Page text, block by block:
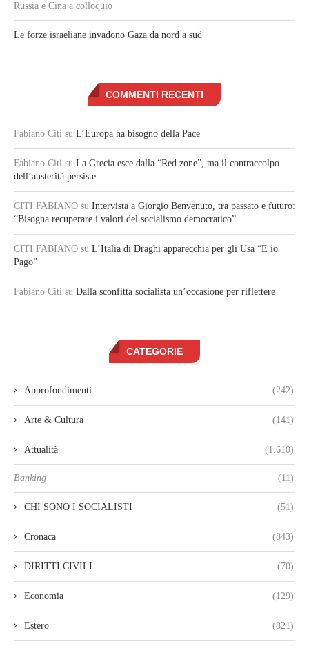
Russia e Cina a colloquio
Le forze israeliane invadono Gaza da nord a sud
COMMENTI RECENTI
Fabiano Citi su L’Europa ha bisogno della Pace
Fabiano Citi su La Grecia esce dalla “Red zone”, ma il contraccolpo
dell’austerità persiste
CITI FABIANO su Intervista a Giorgio Benvenuto, tra passato e futuro:
“Bisogna recuperare i valori del socialismo democratico”
CITI FABIANO su L’Italia di Draghi apparecchia per gli Usa “E io
Pago”
Fabiano Citi su Dalla sconfitta socialista un’occasione per riflettere
CATEGORIE
Approfondimenti (242)
Arte & Cultura (141)
Attualità (1.610)
Banking (11)
CHI SONO I SOCIALISTI (51)
Cronaca (843)
DIRITTI CIVILI (70)
Economia (129)
Estero (821)